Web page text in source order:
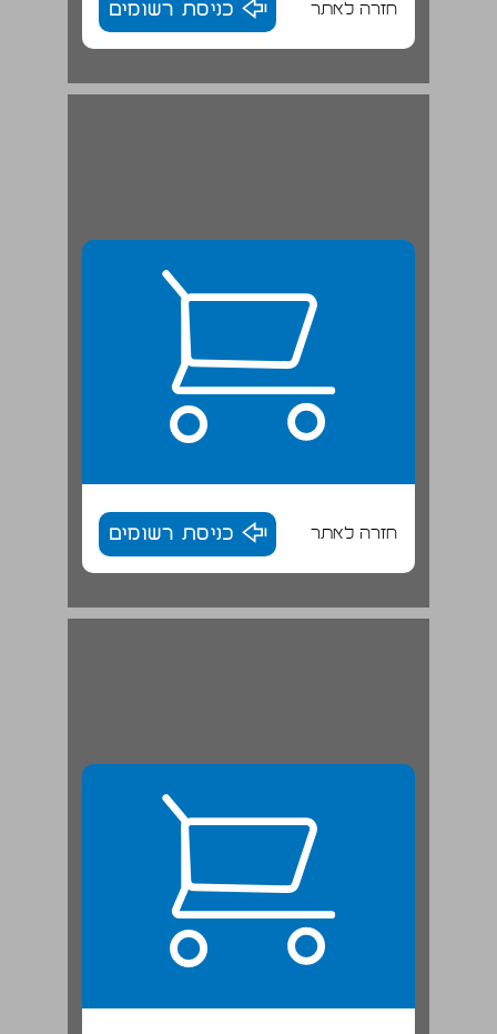
חזרה לאתר כניסת רשומים
מבנה הספר ... 18
חזרה לאתר כניסת רשומים
המחקר המסייע ... 19